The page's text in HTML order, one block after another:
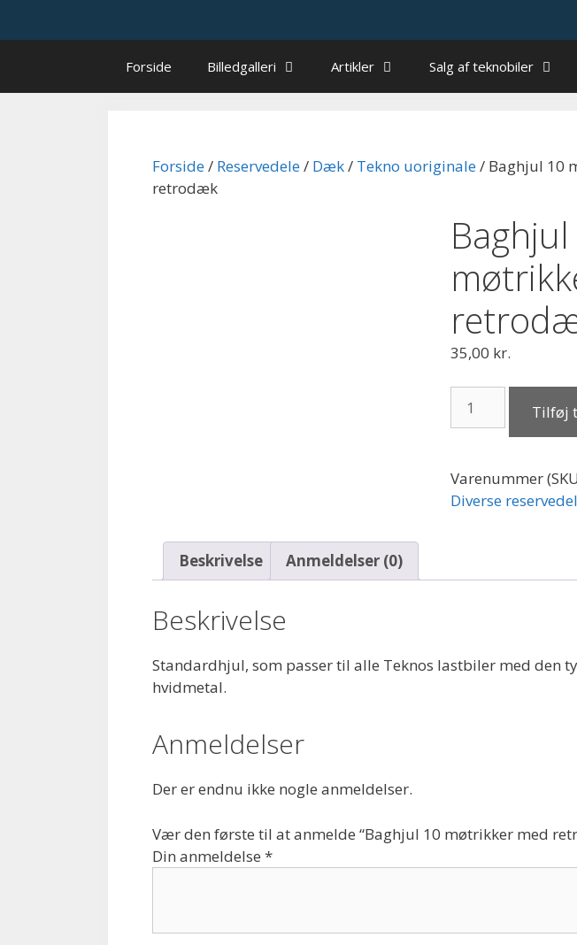
Forside Billedgalleri Artikler Salg af teknobiler
Forside/ Reservedele/ Dæk/ Tekno uoriginale/ Baghjul 10
retrodæk
35,00 kr.
møtrikker
retrodæk
antal
Tilføj
Varenummer
Diverse
Beskrivelse Anmeldelser (0)
Beskrivelse
Standardhjul, som passer til alle Teknos lastbiler med den
hvidmetal.
Anmeldelser
Der er endnu ikke nogle anmeldelser.
Vær den første til at anmelde “Baghjul 10 møtrikker med
Din anmeldelse *